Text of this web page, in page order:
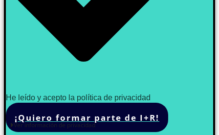
He leído y acepto la política de privacidad
¡Quiero formar parte de I+R!
Ver información de privacidad